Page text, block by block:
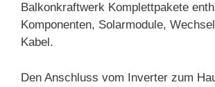
Balkonkraftwerk Komplettpakete
Komponenten, Solarmodule,
Kabel.
Den Anschluss vom Inverter zum